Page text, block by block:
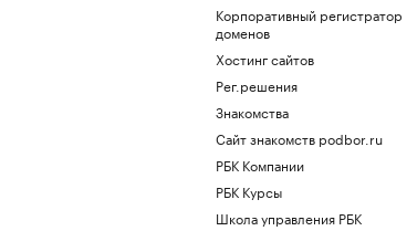
Корпоративный регистратор
доменов
Хостинг сайтов
Рег.решения
Знакомства
Сайт знакомств podbor.ru
РБК Компании
РБК Курсы
Школа управления РБК